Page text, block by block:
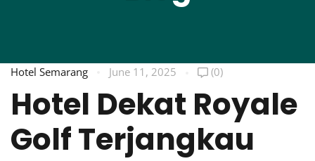
Hotel Semarang June 11, 2025 (0)
Hotel Dekat Royale
Golf Terjangkau